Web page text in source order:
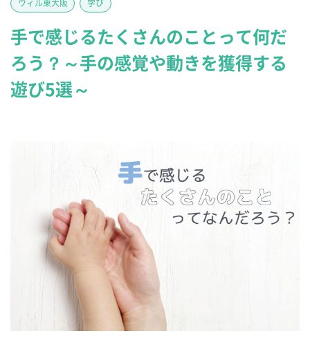
ウィル東大阪 学び
手で感じるたくさんのことって何だ
ろう？～手の感覚や動きを獲得する
遊び5選～
重症心身障害児対応 /
児童発達支援・放課後等デイサービス
パルク ウィル
保育所等訪問支援 /
居宅訪問型児童発達支援
パルク プラス
よくあるご質問